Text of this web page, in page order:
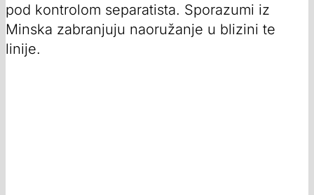
pod kontrolom separatista. Sporazumi iz
Minska zabranjuju naoružanje u blizini te
linije.